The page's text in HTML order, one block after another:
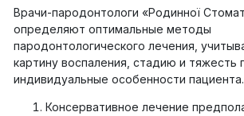
Врачи-пародонтологи «Родинної
определяют оптимальные методы
пародонтологического лечения,
картину воспаления, стадию и тяжесть
индивидуальные особенности пациента.
Консервативное лечение